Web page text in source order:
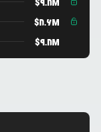
$9.8M
$8.6M
$9.8M